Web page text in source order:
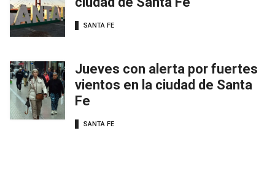
SANTA FE
Jueves con alerta por fuertes
vientos en la ciudad de Santa
Fe
SANTA FE